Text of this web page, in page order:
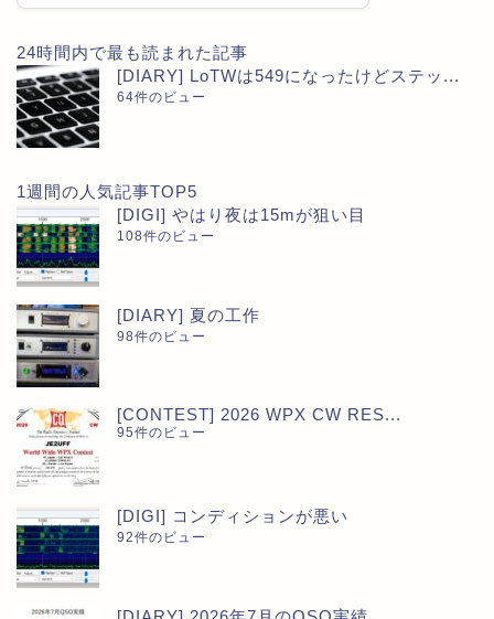
24時間内で最も読まれた記事
[DIARY] LoTWは549になったけどステッ...
64件のビュー
1週間の人気記事TOP5
[DIGI] やはり夜は15mが狙い目
108件のビュー
[DIARY] 夏の工作
98件のビュー
[CONTEST] 2026 WPX CW RES...
95件のビュー
[DIGI] コンディションが悪い
92件のビュー